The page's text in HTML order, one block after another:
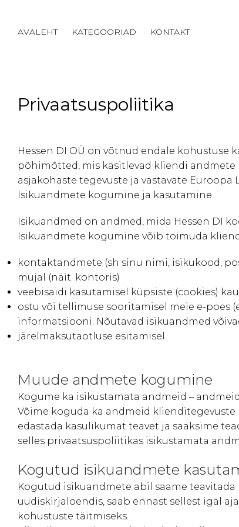
AVALEHT KATEGOORIAD KONTAKT
Privaatsuspoliitika
Hessen DI OÜ on võtnud endale
põhimõtted, mis käsitlevad kliendi
asjakohaste tegevuste ja vastavate
Isikuandmete kogumine ja kasutamine
Isikuandmed on andmed, mida Hessen DI
Isikuandmete kogumine võib toimuda
kontaktandmete (sh sinu nimi, isikukood,
mujal (näit. kontoris)
veebisaidi kasutamisel küpsiste (cookies)
ostu või tellimuse sooritamisel meie e-poes
informatsiooni. Nõutavad isikuandmed
järelmaksutaotluse esitamisel.
Muude andmete kogumine
Kogume ka isikustamata andmeid –
Võime koguda ka andmeid klienditegevuste
edastada kasulikumat teavet ja saaksime
selles privaatsuspoliitikas isikustamata
Kogutud isikuandmete
Kogutud isikuandmete abil saame
uudiskirjaloendis, saab ennast sellest igal
kohustuste täitmiseks.